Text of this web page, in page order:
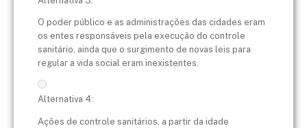
O poder público e as administrações das cidades eram
os entes responsáveis pela execução do controle
sanitário, ainda que o surgimento de novas leis para
regular a vida social eram inexistentes.
Alternativa 4:
Ações de controle sanitários, a partir da idade